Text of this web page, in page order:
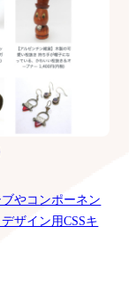
やコンポーネン
ザイン用CSSキ